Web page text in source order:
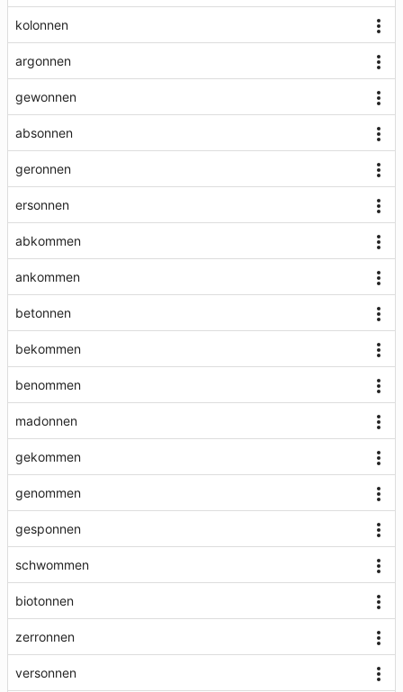
kolonnen
argonnen
gewonnen
absonnen
geronnen
ersonnen
abkommen
ankommen
betonnen
bekommen
benommen
madonnen
gekommen
genommen
gesponnen
schwommen
biotonnen
zerronnen
versonnen